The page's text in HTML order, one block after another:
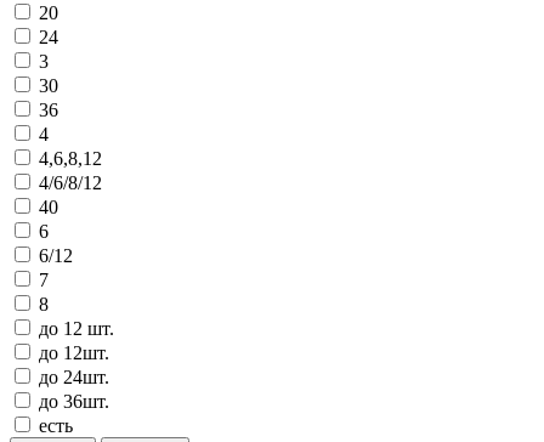
20
24
3
30
36
4
4,6,8,12
4/6/8/12
40
6
6/12
7
8
до 12 шт.
до 12шт.
до 24шт.
до 36шт.
есть